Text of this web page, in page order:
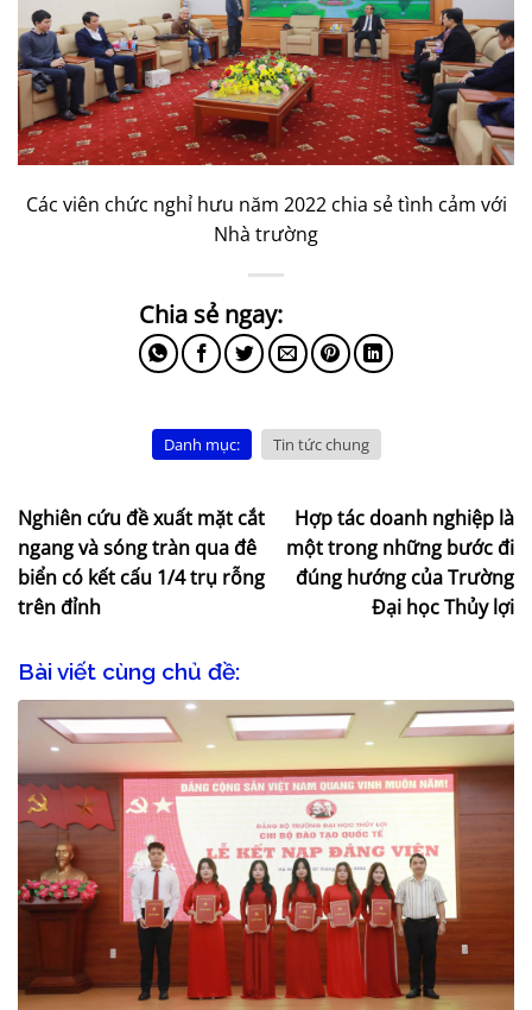
Các viên chức nghỉ hưu năm 2022 chia sẻ tình cảm với
Nhà trường
Danh mục: Tin tức chung
Nghiên cứu đề xuất mặt cắt
ngang và sóng tràn qua đê
biển có kết cấu 1/4 trụ rỗng
trên đỉnh
Hợp tác doanh nghiệp là
một trong những bước đi
đúng hướng của Trường
Đại học Thủy lợi
Bài viết cùng chủ đề: